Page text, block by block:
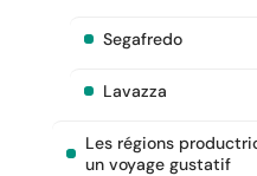
Segafredo
Lavazza
Les régions
un voyage gustatif